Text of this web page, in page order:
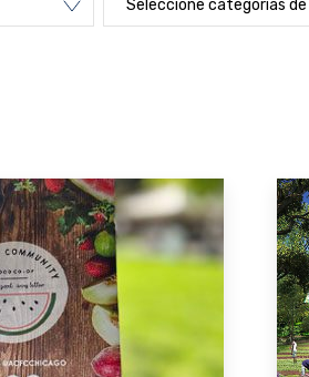
Seleccione categorías